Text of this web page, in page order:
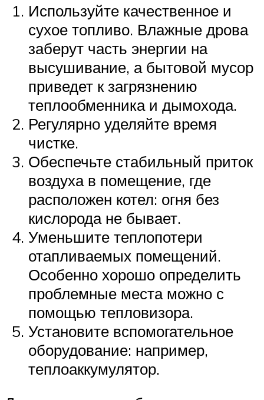
Используйте качественное и
сухое топливо. Влажные дрова
заберут часть энергии на
высушивание, а бытовой мусор
приведет к загрязнению
теплообменника и дымохода.
Регулярно уделяйте время
чистке.
Обеспечьте стабильный приток
воздуха в помещение, где
расположен котел: огня без
кислорода не бывает.
Уменьшите теплопотери
отапливаемых помещений.
Особенно хорошо определить
проблемные места можно с
помощью тепловизора.
Установите вспомогательное
оборудование: например,
теплоаккумулятор.